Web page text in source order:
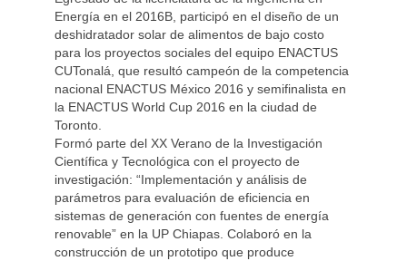
Energía en el 2016B, participó en el diseño de un
deshidratador solar de alimentos de bajo costo
para los proyectos sociales del equipo ENACTUS
CUTonalá, que resultó campeón de la competencia
nacional ENACTUS México 2016 y semifinalista en
la ENACTUS World Cup 2016 en la ciudad de
Toronto.
Formó parte del XX Verano de la Investigación
Científica y Tecnológica con el proyecto de
investigación: “Implementación y análisis de
parámetros para evaluación de eficiencia en
sistemas de generación con fuentes de energía
renovable” en la UP Chiapas. Colaboró en la
construcción de un prototipo que produce